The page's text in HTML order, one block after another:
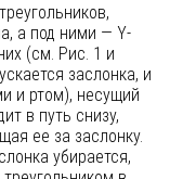
а под ними — Y-
(см. Рис. 1 и
заслонка, и
и ртом), несущий
в путь снизу,
ее за заслонку.
убирается,